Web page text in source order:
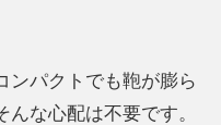
ンパクトでも鞄が膨ら
な心配は不要です。